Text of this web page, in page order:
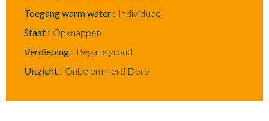
Toegang warm water
Individueel
Staat
Opknappen
Verdieping
Begane grond
Uitzicht
Onbelemmerd Dorp